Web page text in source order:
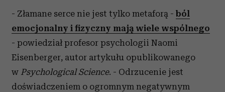
- Złamane serce nie jest tylko metaforą - ból
emocjonalny i fizyczny mają wiele wspólnego
- powiedział profesor psychologii Naomi
Eisenberger, autor artykułu opublikowanego
w Psychological Science. - Odrzucenie jest
doświadczeniem o ogromnym negatywnym